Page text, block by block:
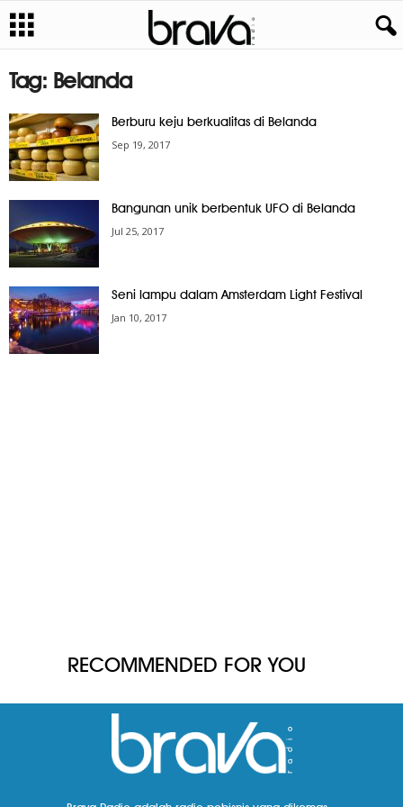
Tag: Belanda
Berburu keju berkualitas di Belanda
Sep 19, 2017
Bangunan unik berbentuk UFO di Belanda
Jul 25, 2017
Seni lampu dalam Amsterdam Light Festival
Jan 10, 2017
RECOMMENDED FOR YOU